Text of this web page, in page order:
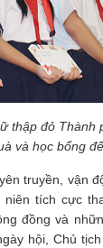
thập đỏ Thành
và học bổng
truyền, vận
tích cực
đồng và
hội, Chủ